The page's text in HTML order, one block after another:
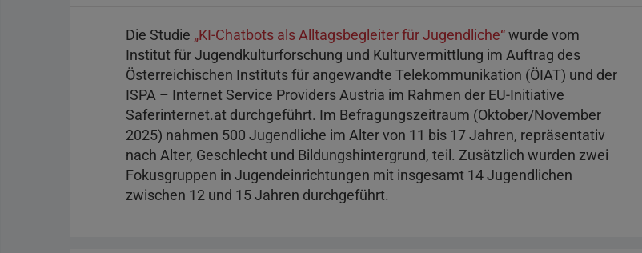
Die Studie „KI-Chatbots als Alltagsbegleiter für Jugendliche“wurde vom
Institut für Jugendkulturforschung und Kulturvermittlung im Auftrag des
Österreichischen Instituts für angewandte Telekommunikation (ÖIAT) und der
ISPA – Internet Service Providers Austria im Rahmen der EU-Initiative
Saferinternet.at durchgeführt. Im Befragungszeitraum (Oktober/November
2025) nahmen 500 Jugendliche im Alter von 11 bis 17 Jahren, repräsentativ
nach Alter, Geschlecht und Bildungshintergrund, teil. Zusätzlich wurden zwei
Fokusgruppen in Jugendeinrichtungen mit insgesamt 14 Jugendlichen
zwischen 12 und 15 Jahren durchgeführt.